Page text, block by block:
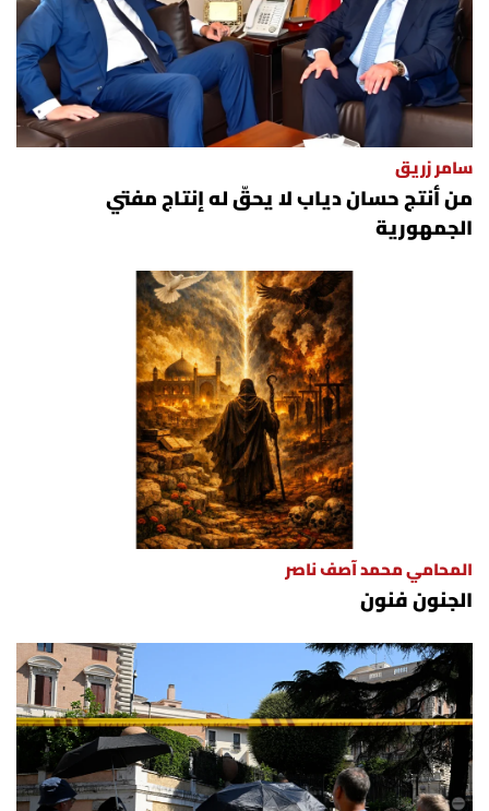
سامر زريق
من أنتج حسان دياب لا يحقّ له إنتاج مفتي
الجمهورية
المحامي محمد آصف ناصر
الجنون فنون